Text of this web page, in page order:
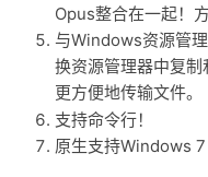
Opus整合在一起！
与Windows资源管
换资源管理器中复
更方便地传输文件。
支持命令行！
原生支持Windows 7